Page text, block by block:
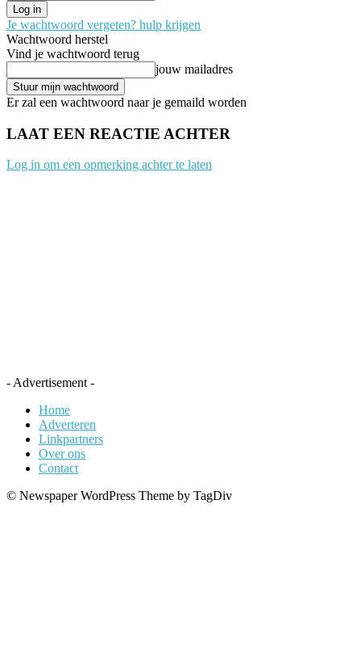
Je wachtwoord vergeten? hulp krijgen
Wachtwoord herstel
Vind je wachtwoord terug
jouw mailadres
Er zal een wachtwoord naar je gemaild worden
LAAT EEN REACTIE ACHTER
Log in om een opmerking achter te laten
- Advertisement -
Home
Adverteren
Linkpartners
Over ons
Contact
© Newspaper WordPress Theme by TagDiv